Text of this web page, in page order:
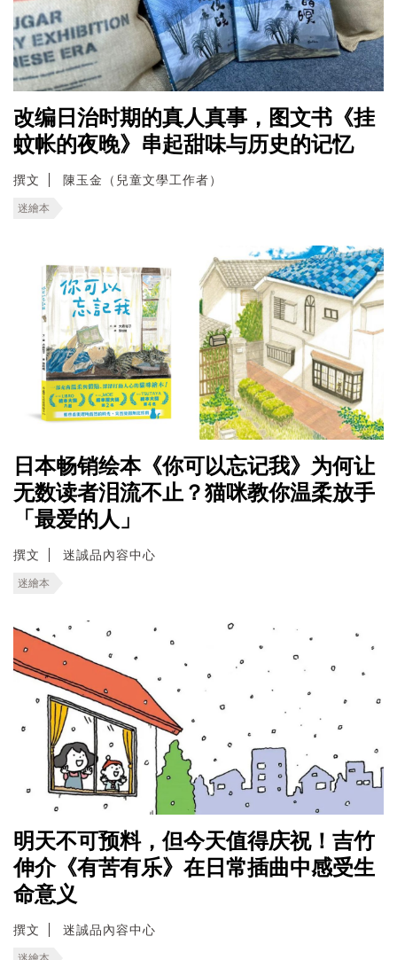
改编日治时期的真人真事，图文书《挂
蚊帐的夜晚》串起甜味与历史的记忆
撰文 陳玉金（兒童文學工作者）
迷繪本
日本畅销绘本《你可以忘记我》为何让
无数读者泪流不止？猫咪教你温柔放手
「最爱的人」
撰文 迷誠品內容中心
迷繪本
明天不可预料，但今天值得庆祝！吉竹
伸介《有苦有乐》在日常插曲中感受生
命意义
撰文 迷誠品內容中心